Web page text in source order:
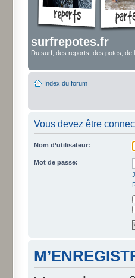
surfrepotes.fr
Du surf, des reports, des potes, de
Index du forum
Vous devez être
Nom d’utilisateur:
Mot de passe: